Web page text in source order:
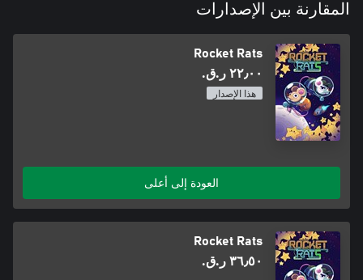
المقارنة بين الإصدارات
Rocket Rats
٢٢٫٠٠ ر.ق.‏
هذا الإصدار
العودة إلى أعلى
Rocket Rats
٣٦٫٥٠ ر.ق.‏